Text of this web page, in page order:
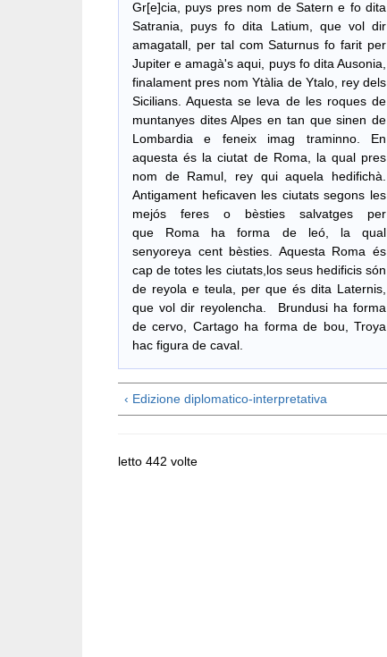
Gr[e]cia, puys pres nom de Satern e fo dita
Satrania, puys fo dita Latium, que vol dir
amagatall, per tal com Saturnus fo farit per
Jupiter e amagà's aqui, puys fo dita Ausonia,
finalament pres nom Ytàlia de Ytalo, rey dels
Sicilians. Aquesta se leva de les roques de
muntanyes dites Alpes en tan que sinen de
Lombardia e feneix imag traminno. En
aquesta és la ciutat de Roma, la qual pres
nom de Ramul, rey qui aquela hedifichà.
Antigament heficaven les ciutats segons les
mejós feres o bèsties salvatges per
que Roma ha forma de leó, la qual
senyoreya cent bèsties. Aquesta Roma és
cap de totes les ciutats,los seus hedificis són
de reyola e teula, per que és dita Laternis,
que vol dir reyolencha. Brundusi ha forma
de cervo, Cartago ha forma de bou, Troya
hac figura de caval.
‹ Edizione diplomatico-interpretativa
letto 442 volte